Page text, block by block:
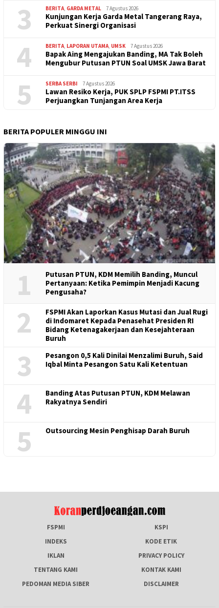
3 BERITA, GARDA METAL 7 Agustus 2026
Kunjungan Kerja Garda Metal Tangerang Raya,
Perkuat Sinergi Organisasi
4 BERITA, LAPORAN UTAMA, UMSK 7 Agustus 2026
Bapak Aing Mengajukan Banding, MA Tak Boleh
Mengubur Putusan PTUN Soal UMSK Jawa Barat
5 SERBA SERBI 7 Agustus 2026
Lawan Resiko Kerja, PUK SPLP FSPMI PT.ITSS
Perjuangkan Tunjangan Area Kerja
BERITA POPULER MINGGU INI
1
Putusan PTUN, KDM Memilih Banding, Muncul
Pertanyaan: Ketika Pemimpin Menjadi Kacung
Pengusaha?
2
FSPMI Akan Laporkan Kasus Mutasi dan Jual Rugi
di Indomaret Kepada Penasehat Presiden RI
Bidang Ketenagakerjaan dan Kesejahteraan
Buruh
3
Pesangon 0,5 Kali Dinilai Menzalimi Buruh, Said
Iqbal Minta Pesangon Satu Kali Ketentuan
4
Banding Atas Putusan PTUN, KDM Melawan
Rakyatnya Sendiri
5 Outsourcing Mesin Penghisap Darah Buruh
FSPMI
KSPI
INDEKS
KODE ETIK
IKLAN
PRIVACY POLICY
TENTANG KAMI
KONTAK KAMI
PEDOMAN MEDIA SIBER
DISCLAIMER